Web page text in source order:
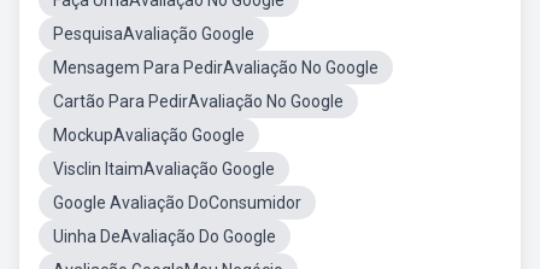
PesquisaAvaliação Google
Mensagem Para PedirAvaliação No Google
Cartão Para PedirAvaliação No Google
MockupAvaliação Google
Visclin ItaimAvaliação Google
Google Avaliação DoConsumidor
Uinha DeAvaliação Do Google